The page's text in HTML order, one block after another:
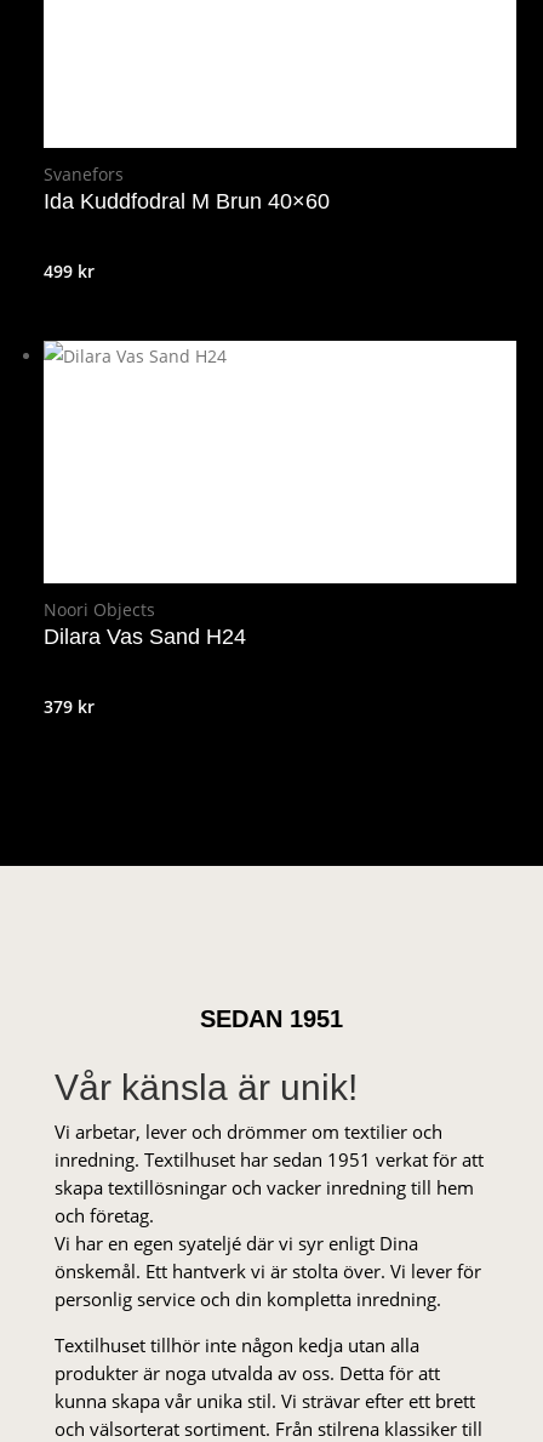
Svanefors
Ida Kuddfodral M Brun 40×60
499 kr
Noori Objects
Dilara Vas Sand H24
379 kr
SEDAN 1951
Vår känsla är unik!
Vi arbetar, lever och drömmer om textilier och
inredning. Textilhuset har sedan 1951 verkat för att
skapa textillösningar och vacker inredning till hem
och företag.
Vi har en egen syateljé där vi syr enligt Dina
önskemål. Ett hantverk vi är stolta över. Vi lever för
personlig service och din kompletta inredning.
Textilhuset tillhör inte någon kedja utan alla
produkter är noga utvalda av oss. Detta för att
kunna skapa vår unika stil. Vi strä­var efter ett brett
och välsorterat sor­ti­ment. Från stil­rena klas­siker till